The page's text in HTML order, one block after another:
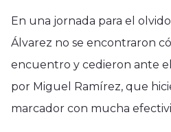
En una jornada para el
Álvarez no se encontraron
encuentro y cedieron ante
por Miguel Ramírez, que
marcador con mucha